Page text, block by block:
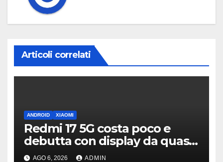
Articoli correlati
ANDROID XIAOMI
Redmi 17 5G costa poco e
debutta con display da quasi
7 pollici e batteria enorme
AGO 6, 2026 ADMIN